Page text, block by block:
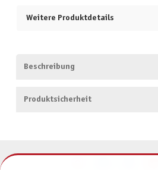
Weitere Produktdetails
Beschreibung
Produktsicherheit